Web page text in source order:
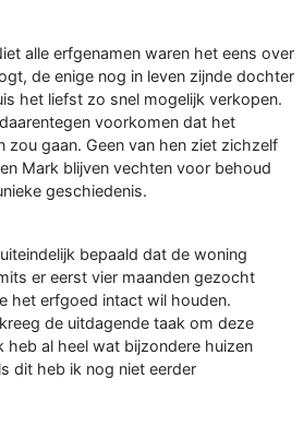
alle erfgenamen waren het eens over
de enige nog in leven zijnde dochter
het liefst zo snel mogelijk verkopen.
voorkomen dat het
zou gaan. Geen van hen ziet zichzelf
Mark blijven vechten voor behoud
geschiedenis.
bepaald dat de woning
er eerst vier maanden gezocht
het erfgoed intact wil houden.
kreeg de uitdagende taak om deze
heb al heel wat bijzondere huizen
dit heb ik nog niet eerder